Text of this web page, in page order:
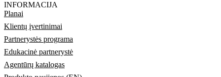
INFORMACIJA
Planai
Klientų įvertinimai
Partnerystės programa
Edukacinė partnerystė
Agentūrų katalogas